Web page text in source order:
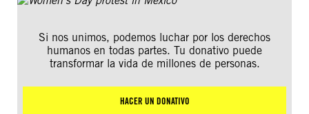
Si nos unimos, podemos luchar por los derechos
humanos en todas partes. Tu donativo puede
transformar la vida de millones de personas.
HACER UN DONATIVO